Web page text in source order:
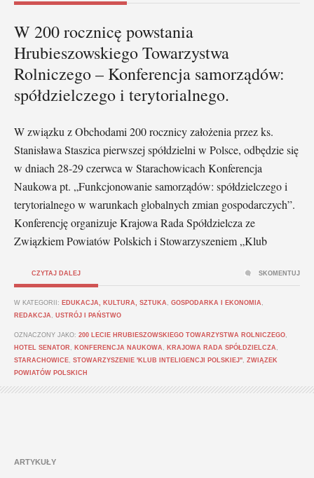
W 200 rocznicę powstania
Hrubieszowskiego Towarzystwa
Rolniczego – Konferencja samorządów:
spółdzielczego i terytorialnego.
W związku z Obchodami 200 rocznicy założenia przez ks.
Stanisława Staszica pierwszej spółdzielni w Polsce, odbędzie się
w dniach 28-29 czerwca w Starachowicach Konferencja
Naukowa pt. „Funkcjonowanie samorządów: spółdzielczego i
terytorialnego w warunkach globalnych zmian gospodarczych”.
Konferencję organizuje Krajowa Rada Spółdzielcza ze
Związkiem Powiatów Polskich i Stowarzyszeniem „Klub
CZYTAJ DALEJ
W KATEGORII: EDUKACJA, KULTURA, SZTUKA GOSPODARKA I EKONOMIA
REDAKCJA
USTRÓJ I PAŃSTWO
OZNACZONY JAKO: 200 LECIE HRUBIESZOWSKIEGO TOWARZYSTWA ROLNICZEGO
HOTEL SENATOR
KONFERENCJA NAUKOWA KRAJOWA RADA SPÓŁDZIELCZA
STARACHOWICE STOWARZYSZENIE 'KLUB INTELIGENCJI POLSKIEJ" ZWIĄZEK
POWIATÓW POLSKICH
SKOMENTUJ
ARTYKUŁY